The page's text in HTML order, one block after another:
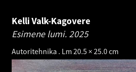
Kelli Valk-Kagovere
Esimene lumi. 2025
Autoritehnika . Lm 20.5 × 25.0 cm